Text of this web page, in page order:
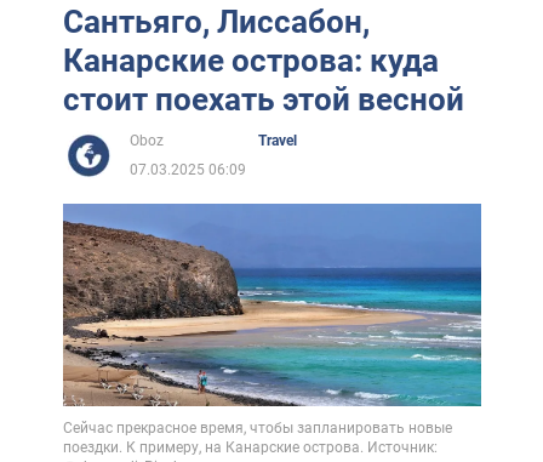
Сантьяго, Лиссабон,
Канарские острова: куда
стоит поехать этой весной
Oboz
Travel
07.03.2025 06:09
Сейчас прекрасное время, чтобы запланировать новые
поездки. К примеру, на Канарские острова. Источник: